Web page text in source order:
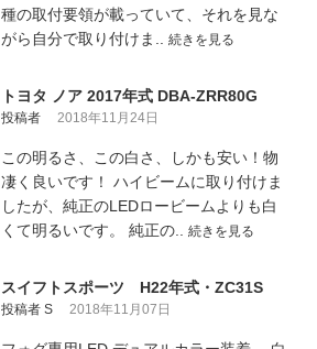
種の取付要領が載っていて、それを見な
がら自分で取り付けま.. 続きを見る
トヨタ ノア 2017年式 DBA-ZRR80G
投稿者 2018年11月24日
この明るさ、この白さ、しかも安い！物
凄く良いです！ ハイビームに取り付けま
したが、純正のLEDロービームよりも白
くて明るいです。 純正の.. 続きを見る
スイフトスポーツ H22年式・ZC31S
投稿者 S 2018年11月07日